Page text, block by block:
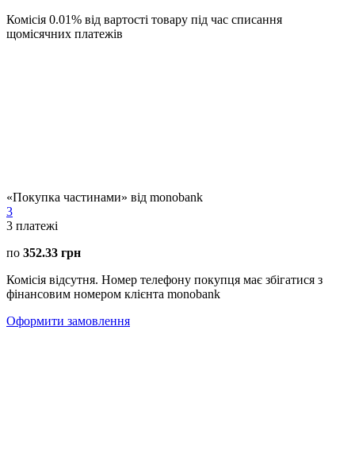
Комісія 0.01% від вартості товару під час списання
щомісячних платежів
«Покупка частинами» від monobank
3
3 платежі
по 352.33 грн
Комісія відсутня. Номер телефону покупця має збігатися з
фінансовим номером клієнта monobank
Оформити замовлення